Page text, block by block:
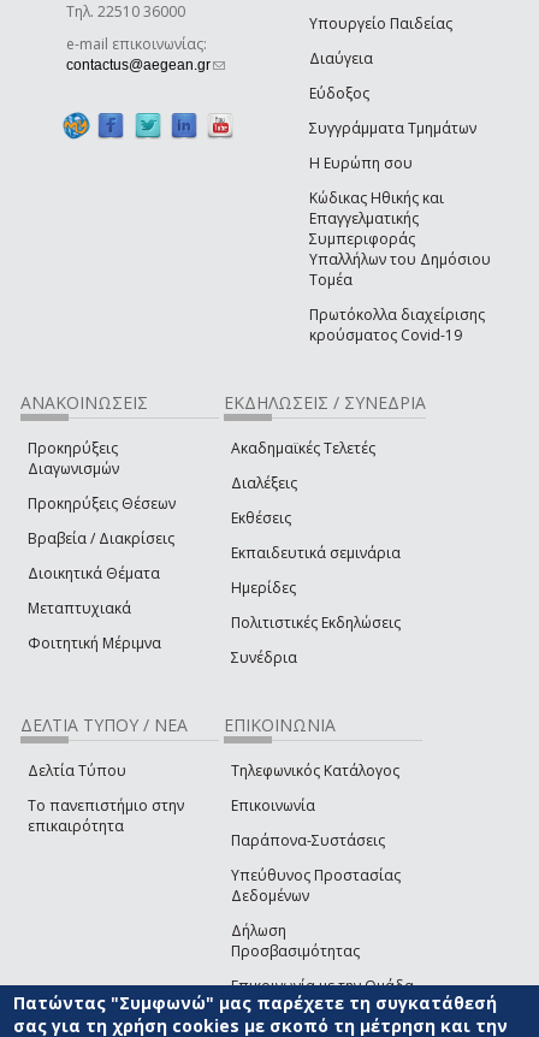
Τηλ. 22510 36000
e-mail επικοινωνίας:
contactus@aegean.gr(link sends e-mail)
Υπουργείο Παιδείας
Διαύγεια
Εύδοξος
Συγγράμματα Τμημάτων
Η Ευρώπη σου
Κώδικας Ηθικής και
Επαγγελματικής
Συμπεριφοράς
Υπαλλήλων του Δημόσιου
Τομέα
Πρωτόκολλα διαχείρισης
κρούσματος Covid-19
ΑΝΑΚΟΙΝΩΣΕΙΣ
Προκηρύξεις
Διαγωνισμών
Προκηρύξεις Θέσεων
Βραβεία / Διακρίσεις
Διοικητικά Θέματα
Μεταπτυχιακά
Φοιτητική Μέριμνα
ΕΚΔΗΛΩΣΕΙΣ / ΣΥΝΕΔΡΙΑ
Ακαδημαϊκές Τελετές
Διαλέξεις
Εκθέσεις
Εκπαιδευτικά σεμινάρια
Ημερίδες
Πολιτιστικές Εκδηλώσεις
Συνέδρια
ΔΕΛΤΙΑ ΤΥΠΟΥ / ΝΕΑ
Δελτία Τύπου
Το πανεπιστήμιο στην
επικαιρότητα
ΕΠΙΚΟΙΝΩΝΙΑ
Τηλεφωνικός Κατάλογος
Επικοινωνία
Παράπονα-Συστάσεις
Υπεύθυνος Προστασίας
Δεδομένων
Δήλωση
Προσβασιμότητας
Επικοινωνία με την Ομάδα
Ανάπτυξης του site(link sends e-mail)
Πατώντας "Συμφωνώ" μας παρέχετε τη συγκατάθεσή
σας για τη χρήση cookies με σκοπό τη μέτρηση και την